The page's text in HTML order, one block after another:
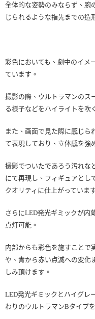
全体的な姿勢のみならず、腕
じられるような指先までの造
彩色においても、劇中のイメ
ています。
撮影の際、ウルトラマンのス
る様子などをハイライトを吹
また、画面で見た際に感じら
て表現しており、立体感を強
撮影でついたであろう汚れな
にて再現し、フィギュアとし
クオリティに仕上がっていま
さらにLED発光ギミックが内
点灯可能。
内部からも彩色を施すことで
や、青から赤い点滅への変化
しみ頂けます。
LED発光ギミックとハイグレ
わりのウルトラマンBタイプ